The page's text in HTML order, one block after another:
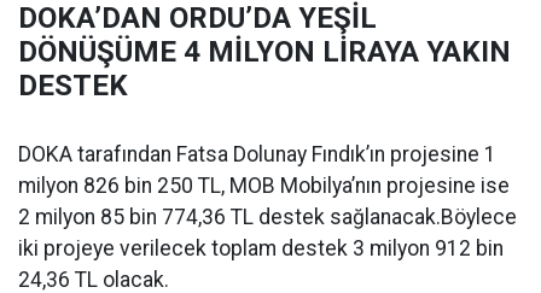
DOKA’DAN ORDU’DA YEŞİL
DÖNÜŞÜME 4 MİLYON LİRAYA YAKIN
DESTEK
DOKA tarafından Fatsa Dolunay Fındık’ın projesine 1
milyon 826 bin 250 TL, MOB Mobilya’nın projesine ise
2 milyon 85 bin 774,36 TL destek sağlanacak.Böylece
iki projeye verilecek toplam destek 3 milyon 912 bin
24,36 TL olacak.